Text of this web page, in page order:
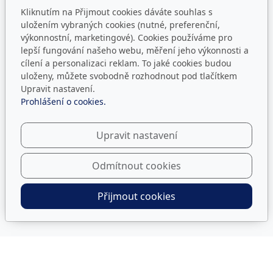
Kontakty
Telefon:+420377 248 816
E-mail:info@cg-plzen.cz
Datová schránka:i38mcgd
Úřední hodiny
8:00 - 12:00, 12:30 - 14:30
Jsme i na sítích
Kliknutím na Přijmout cookies dáváte souhlas s
uložením vybraných cookies (nutné, preferenční,
výkonnostní, marketingové). Cookies používáme pro
lepší fungování našeho webu, měření jeho výkonnosti a
cílení a personalizaci reklam. To jaké cookies budou
uloženy, můžete svobodně rozhodnout pod tlačítkem
Upravit nastavení.
Prohlášení o cookies.
Upravit nastavení
Odmítnout cookies
Přijmout cookies